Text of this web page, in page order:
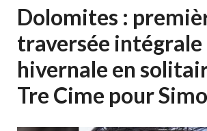
Dolomites :
traversée
hivernale en
Tre Cime pour